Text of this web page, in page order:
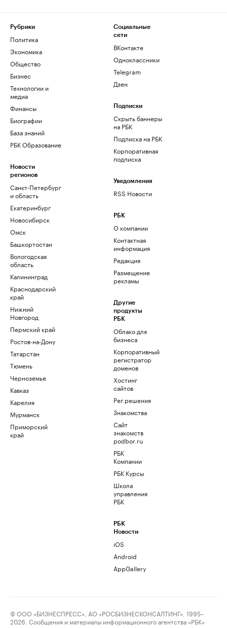
Рубрики
Политика
Экономика
Общество
Бизнес
Технологии и
медиа
Финансы
Биографии
База знаний
РБК Образование
Новости
регионов
Санкт-Петербург
и область
Екатеринбург
Новосибирск
Омск
Башкортостан
Вологодская
область
Калининград
Краснодарский
край
Нижний
Новгород
Пермский край
Ростов-на-Дону
Татарстан
Тюмень
Черноземье
Кавказ
Карелия
Мурманск
Приморский
край
Социальные
сети
ВКонтакте
Одноклассники
Telegram
Дзен
Подписки
Скрыть баннеры
на РБК
Подписка на РБК
Корпоративная
подписка
Уведомления
RSS Новости
РБК
О компании
Контактная
информация
Редакция
Размещение
рекламы
Другие
продукты
РБК
Облако для
бизнеса
Корпоративный
регистратор
доменов
Хостинг
сайтов
Рег.решения
Знакомства
Сайт
знакомств
podbor.ru
РБК
Компании
РБК Курсы
Школа
управления
РБК
РБК
Новости
iOS
Android
AppGallery
© ООО «БИЗНЕСПРЕСС», АО «РОСБИЗНЕСКОНСАЛТИНГ», 1995–
2026. Сообщения и материалы информационного агентства «РБК»